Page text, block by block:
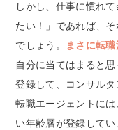
しかし、仕事に慣れ
たい！」であれば、
でしょう。
まさに転
自分に当てはまると
登録して、コンサルタ
転職エージェントに
い年齢層が登録してい